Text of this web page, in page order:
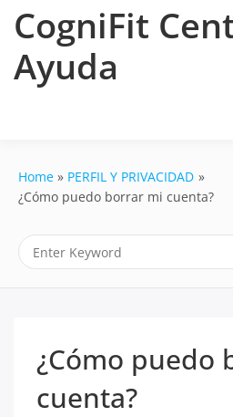
CogniFit
Ayuda
Home
PERFIL Y PRIVACIDAD
¿Cómo puedo borrar mi cuenta?
¿Cómo puedo
cuenta?